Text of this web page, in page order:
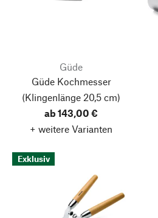
Güde
Güde Kochmesser
(Klingenlänge 20,5 cm)
ab 143,00 €
+ weitere Varianten
Exklusiv